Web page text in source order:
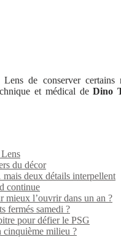
de conserver certains
et médical deDino
du décor
deux détails interpellent
continue
l’ouvrir dans un an ?
fermés samedi ?
pour défier le PSG
cinquième milieu ?